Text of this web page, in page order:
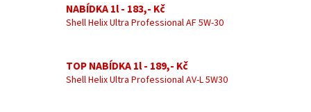
NABÍDKA 1l - 183,- Kč
Shell Helix Ultra Professional AF 5W-30
TOP NABÍDKA 1l - 189,- Kč
Shell Helix Ultra Professional AV-L 5W30